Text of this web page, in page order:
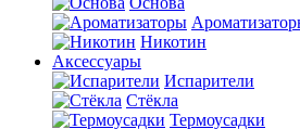
Никотин
Аксессуары
Испарители
Стёкла
Термоусадки